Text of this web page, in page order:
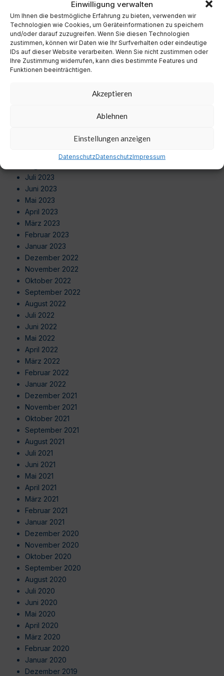
Einwilligung verwalten
Um Ihnen die bestmögliche Erfahrung zu bieten, verwenden wir
Technologien wie Cookies, um Geräteinformationen zu speichern
und/oder darauf zuzugreifen. Wenn Sie diesen Technologien
zustimmen, können wir Daten wie Ihr Surfverhalten oder eindeutige
IDs auf dieser Website verarbeiten. Wenn Sie nicht zustimmen oder
Ihre Zustimmung widerrufen, kann dies bestimmte Features und
Funktionen beeinträchtigen.
Akzeptieren
Ablehnen
Einstellungen anzeigen
DatenschutzDatenschutzImpressum
September 2024
August 2024
Juli 2024
Juni 2024
Mai 2024
April 2024
September 2023
Juli 2023
Juni 2023
Mai 2023
April 2023
März 2023
Februar 2023
Januar 2023
Dezember 2022
November 2022
Oktober 2022
September 2022
August 2022
Juli 2022
Juni 2022
Mai 2022
April 2022
März 2022
Februar 2022
Januar 2022
Dezember 2021
November 2021
Oktober 2021
September 2021
August 2021
Juli 2021
Juni 2021
Mai 2021
April 2021
März 2021
Februar 2021
Januar 2021
Dezember 2020
November 2020
Oktober 2020
September 2020
August 2020
Juli 2020
Juni 2020
Mai 2020
April 2020
März 2020
Februar 2020
Januar 2020
Dezember 2019